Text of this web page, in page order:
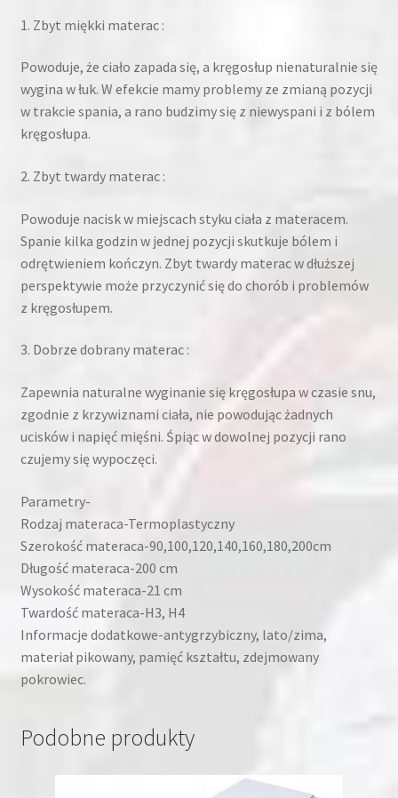
1. Zbyt miękki materac :
Powoduje, że ciało zapada się, a kręgosłup nienaturalnie się
wygina w łuk. W efekcie mamy problemy ze zmianą pozycji
w trakcie spania, a rano budzimy się z niewyspani i z bólem
kręgosłupa.
2. Zbyt twardy materac :
Powoduje nacisk w miejscach styku ciała z materacem.
Spanie kilka godzin w jednej pozycji skutkuje bólem i
odrętwieniem kończyn. Zbyt twardy materac w dłuższej
perspektywie może przyczynić się do chorób i problemów
z kręgosłupem.
3. Dobrze dobrany materac :
Zapewnia naturalne wyginanie się kręgosłupa w czasie snu,
zgodnie z krzywiznami ciała, nie powodując żadnych
ucisków i napięć mięśni. Śpiąc w dowolnej pozycji rano
czujemy się wypoczęci.
Parametry-
Rodzaj materaca-Termoplastyczny
Szerokość materaca-90,100,120,140,160,180,200cm
Długość materaca-200 cm
Wysokość materaca-21 cm
Twardość materaca-H3, H4
Informacje dodatkowe-antygrzybiczny, lato/zima,
materiał pikowany, pamięć kształtu, zdejmowany
pokrowiec.
Podobne produkty